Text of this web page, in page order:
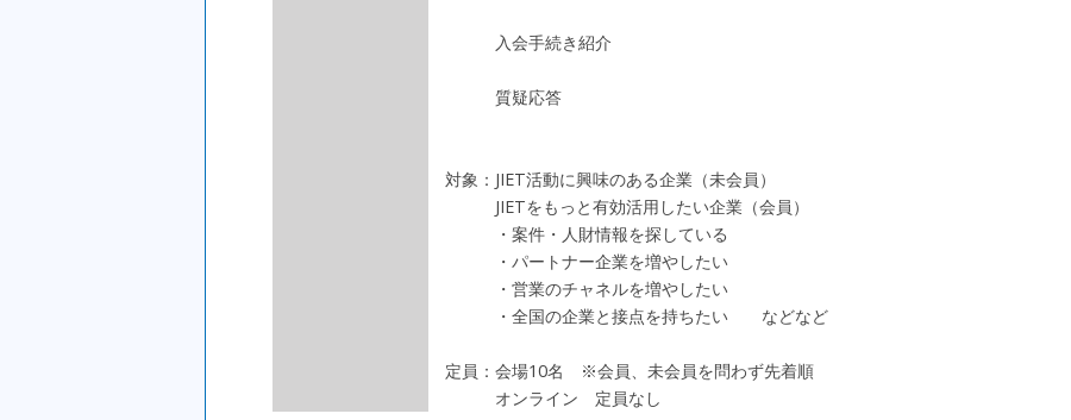
入会手続き紹介
質疑応答
対象：JIET活動に興味のある企業（未会員）
JIETをもっと有効活用したい企業（会員）
・案件・人財情報を探している
・パートナー企業を増やしたい
・営業のチャネルを増やしたい
・全国の企業と接点を持ちたい などなど
定員：会場10名 ※会員、未会員を問わず先着順
オンライン 定員なし